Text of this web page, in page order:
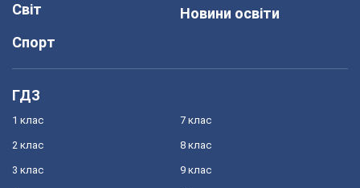
Світ
Спорт
Новини освіти
ГДЗ
1 клас
2 клас
3 клас
7 клас
8 клас
9 клас